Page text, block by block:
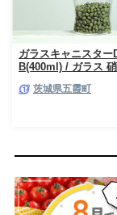
ガラスキャニスター
B(400ml) / ガラス
耐熱 一生もの 職人
JIDA デザインミュ
レクション 茨城県
茨城県五霞町